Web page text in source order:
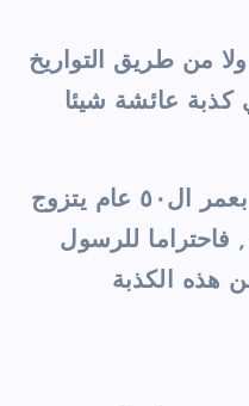
من طريق التواريخ
عائشة شيئا
وايضا يستحيل ان الرسول بعمر ال٥٠ عام يتزوج
٦ سنوات , فاحتراما للرسول
هذه الكذبة